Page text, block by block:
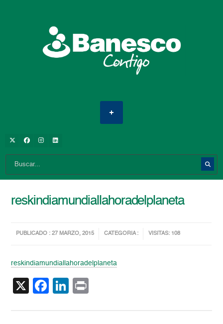
reskindiamundiallahoradelplaneta
PUBLICADO : 27 MARZO, 2015 CATEGORIA : VISITAS: 108
reskindiamundiallahoradelplaneta
X Facebook
LinkedIn